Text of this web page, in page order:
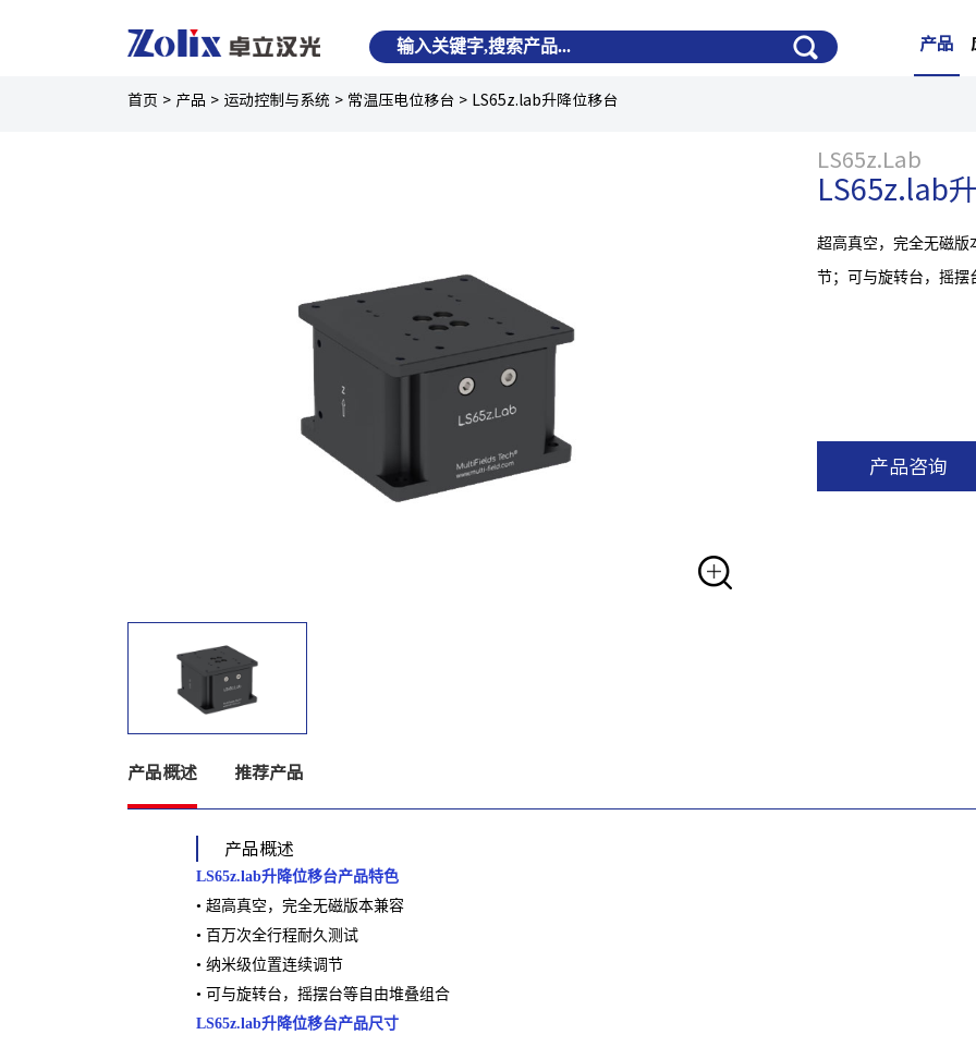
产品
首页 > 产品 > 运动控制与系统 > 常温压电位移台 > LS65z.lab升降位移台
LS65z.Lab
LS65z.lab
超高真空，完全无磁版
节；可与旋转台，摇摆
产品咨询
产品概述 推荐产品
产品概述
LS65z.lab升降位移台产品特色
• 超高真空，完全无磁版本兼容
• 百万次全行程耐久测试
• 纳米级位置连续调节
• 可与旋转台，摇摆台等自由堆叠组合
LS65z.lab升降位移台产品尺寸